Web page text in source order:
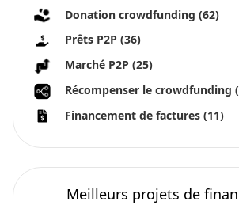
Donation crowdfunding (62)
Prêts P2P (36)
Marché P2P (25)
Récompenser le crowdfunding
Financement de factures (11)
Meilleurs projets de